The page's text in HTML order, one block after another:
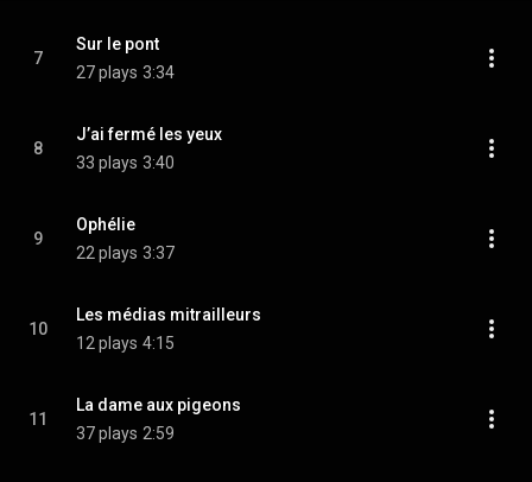
7
Sur le pont
27 plays 3:34
8
J’ai fermé les yeux
33 plays 3:40
9
Ophélie
22 plays 3:37
10
Les médias mitrailleurs
12 plays 4:15
11
La dame aux pigeons
37 plays 2:59